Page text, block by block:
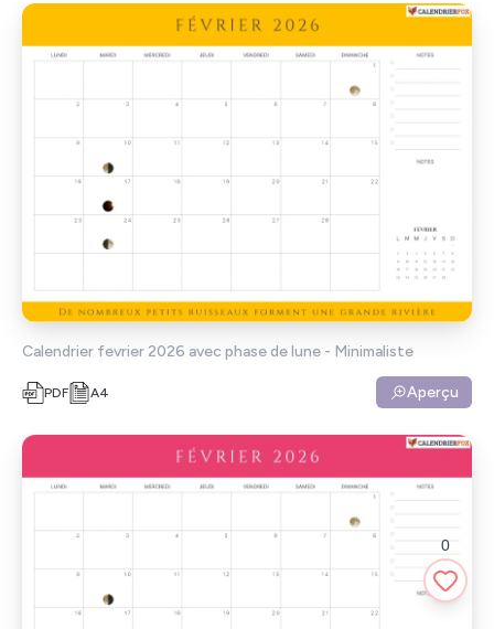
Calendrier fevrier 2026 avec phase de lune - Minimaliste
PDF A4 Aperçu
0